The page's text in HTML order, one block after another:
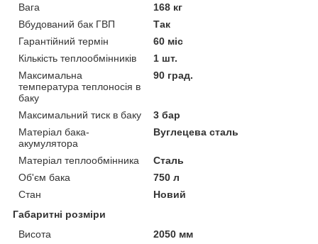
Вага
168 кг
Вбудований бак ГВП
Так
Гарантійний термін
60 міс
Кількість теплообмінників
1 шт.
Максимальна
температура теплоносія в
баку
90 град.
Максимальний тиск в баку
3 бар
Матеріал бака-
акумулятора
Вуглецева сталь
Матеріал теплообмінника
Сталь
Об'єм бака
750 л
Стан
Новий
Габаритні розміри
Висота
2050 мм